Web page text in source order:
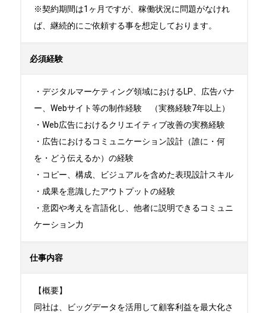
※契約期間は1ヶ月ですが、稼働状況に問題がなけれ
ば、継続的にご依頼する事を想定しております。
必須経験
・デジタルマーケティング領域におけるLP、広告バナ
ー、Webサイト等の制作経験　（実務経験7年以上）
・Web広告におけるクリエイティブ改善の実務経験
・広告におけるコミュニケーション設計（誰に・何
を・どう伝えるか）の経験
・コピー、構成、ビジュアルを含めた表現設計スキル
・成果を意識したアウトプットの経験
・意図や考えを言語化し、他者に説明できるコミュニ
ケーション力
仕事内容
【概要】
同社は、ビッグデータを活用して顧客利益を最大化さ